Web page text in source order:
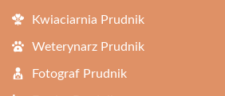
Kwiaciarnia Prudnik
Weterynarz Prudnik
Fotograf Prudnik